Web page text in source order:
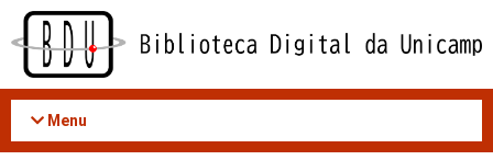
Acessar
conteúdo
Menu